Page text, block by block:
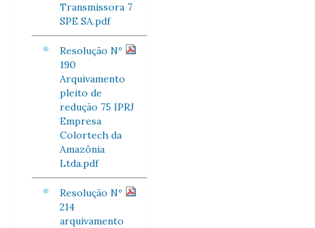
Transmissora 7
SPE SA.pdf
Resolução Nº
190
Arquivamento
pleito de
redução 75 IPRJ
Empresa
Colortech da
Amazônia
Ltda.pdf
Resolução Nº
214
arquivamento